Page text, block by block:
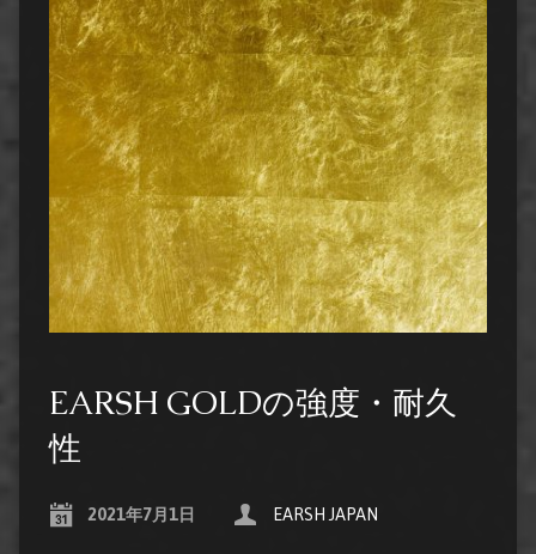
EARSH GOLDの強度・耐久
性
2021年7月1日 EARSH JAPAN